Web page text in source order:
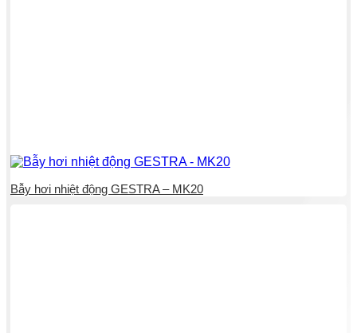
Bẫy hơi nhiệt động GESTRA – MK20